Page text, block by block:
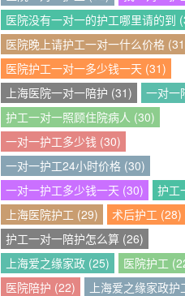
医院没有一对一的护工哪里请的到
医院晚上请护工一对一什么价格
医院护工一对一多少钱一天 (31)
上海医院一对一陪护 (31)
一对一
护工一对一照顾住院病人 (30)
一对一护工多少钱 (30)
一对一护工24小时价格 (30)
一对一护工多少钱一天 (30)
护工
上海医院护工 (29)
术后护工 (28)
护工一对一陪护怎么算 (26)
上海爱之缘家政 (25)
医院护工
医院陪护 (22)
上海爱之缘家政护